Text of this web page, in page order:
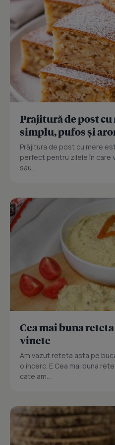
Prajitură de post cu
simplu, pufos și
Prăjitura de post cu mere
perfect pentru zilele în care
sau...
Cea mai buna
vinete
Am vazut reteta asta pe
o incerc. E Cea mai buna
cate am...